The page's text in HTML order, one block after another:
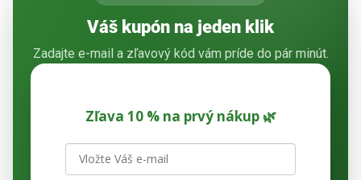
Váš kupón na jeden klik
Zadajte e-mail a zľavový kód vám príde do pár minút.
Zľava 10 % na prvý nákup 🌿